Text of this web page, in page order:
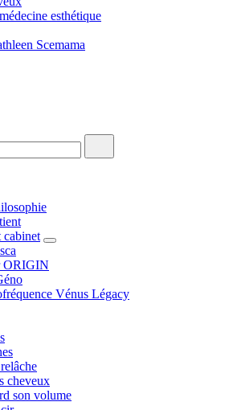
esthétique
Scemama
cabinet
ORIGIN
Vénus Légacy
cheveux
son volume